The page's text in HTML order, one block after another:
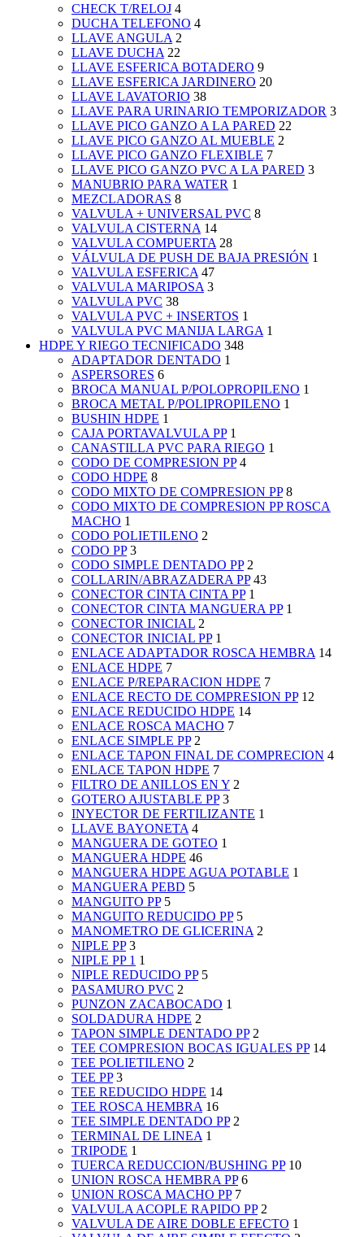
CHECK T/RELOJ 4
DUCHA TELEFONO 4
LLAVE ANGULA 2
LLAVE DUCHA 22
LLAVE ESFERICA BOTADERO 9
LLAVE ESFERICA JARDINERO 20
LLAVE LAVATORIO 38
LLAVE PARA URINARIO TEMPORIZADOR 3
LLAVE PICO GANZO A LA PARED 22
LLAVE PICO GANZO AL MUEBLE 2
LLAVE PICO GANZO FLEXIBLE 7
LLAVE PICO GANZO PVC A LA PARED 3
MANUBRIO PARA WATER 1
MEZCLADORAS 8
VALVULA + UNIVERSAL PVC 8
VALVULA CISTERNA 14
VALVULA COMPUERTA 28
VÁLVULA DE PUSH DE BAJA PRESIÓN 1
VALVULA ESFERICA 47
VALVULA MARIPOSA 3
VALVULA PVC 38
VALVULA PVC + INSERTOS 1
VALVULA PVC MANIJA LARGA 1
HDPE Y RIEGO TECNIFICADO 348
ADAPTADOR DENTADO 1
ASPERSORES 6
BROCA MANUAL P/POLOPROPILENO 1
BROCA METAL P/POLIPROPILENO 1
BUSHIN HDPE 1
CAJA PORTAVALVULA PP 1
CANASTILLA PVC PARA RIEGO 1
CODO DE COMPRESION PP 4
CODO HDPE 8
CODO MIXTO DE COMPRESION PP 8
CODO MIXTO DE COMPRESION PP ROSCA
MACHO 1
CODO POLIETILENO 2
CODO PP 3
CODO SIMPLE DENTADO PP 2
COLLARIN/ABRAZADERA PP 43
CONECTOR CINTA CINTA PP 1
CONECTOR CINTA MANGUERA PP 1
CONECTOR INICIAL 2
CONECTOR INICIAL PP 1
ENLACE ADAPTADOR ROSCA HEMBRA 14
ENLACE HDPE 7
ENLACE P/REPARACION HDPE 7
ENLACE RECTO DE COMPRESION PP 12
ENLACE REDUCIDO HDPE 14
ENLACE ROSCA MACHO 7
ENLACE SIMPLE PP 2
ENLACE TAPON FINAL DE COMPRECION 4
ENLACE TAPON HDPE 7
FILTRO DE ANILLOS EN Y 2
GOTERO AJUSTABLE PP 3
INYECTOR DE FERTILIZANTE 1
LLAVE BAYONETA 4
MANGUERA DE GOTEO 1
MANGUERA HDPE 46
MANGUERA HDPE AGUA POTABLE 1
MANGUERA PEBD 5
MANGUITO PP 5
MANGUITO REDUCIDO PP 5
MANOMETRO DE GLICERINA 2
NIPLE PP 3
NIPLE PP 1 1
NIPLE REDUCIDO PP 5
PASAMURO PVC 2
PUNZON ZACABOCADO 1
SOLDADURA HDPE 2
TAPON SIMPLE DENTADO PP 2
TEE COMPRESION BOCAS IGUALES PP 14
TEE POLIETILENO 2
TEE PP 3
TEE REDUCIDO HDPE 14
TEE ROSCA HEMBRA 16
TEE SIMPLE DENTADO PP 2
TERMINAL DE LINEA 1
TRIPODE 1
TUERCA REDUCCION/BUSHING PP 10
UNION ROSCA HEMBRA PP 6
UNION ROSCA MACHO PP 7
VALVULA ACOPLE RAPIDO PP 2
VALVULA DE AIRE DOBLE EFECTO 1